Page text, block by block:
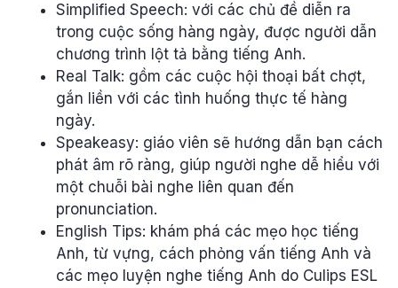
Simplified Speech: với các chủ đề diễn ra
trong cuộc sống hàng ngày, được người dẫn
chương trình lột tả bằng tiếng Anh.
Real Talk: gồm các cuộc hội thoại bất chợt,
gắn liền với các tình huống thực tế hàng
ngày.
Speakeasy: giáo viên sẽ hướng dẫn bạn cách
phát âm rõ ràng, giúp người nghe dễ hiểu với
một chuỗi bài nghe liên quan đến
pronunciation.
English Tips: khám phá các mẹo học tiếng
Anh, từ vựng, cách phỏng vấn tiếng Anh và
các mẹo luyện nghe tiếng Anh do Culips ESL